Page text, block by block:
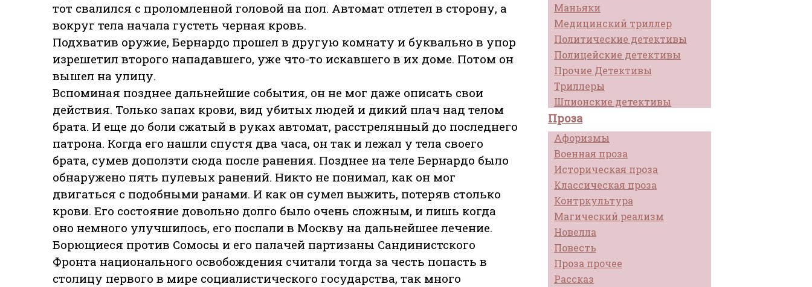
Маньяки
Медицинский триллер
Политические детективы
Полицейские детективы
Прочие Детективы
Триллеры
Шпионские детективы
Проза
Афоризмы
Военная проза
Историческая проза
Классическая проза
Контркультура
Магический реализм
Новелла
Повесть
Проза прочее
Рассказ
тот свалился с проломленной головой на пол. Автомат отлетел в сторону, а
вокруг тела начала густеть черная кровь.
Подхватив оружие, Бернардо прошел в другую комнату и буквально в упор
изрешетил второго нападавшего, уже что-то искавшего в их доме. Потом он
вышел на улицу.
Вспоминая позднее дальнейшие события, он не мог даже описать свои
действия. Только запах крови, вид убитых людей и дикий плач над телом
брата. И еще до боли сжатый в руках автомат, расстрелянный до последнего
патрона. Когда его нашли спустя два часа, он так и лежал у тела своего
брата, сумев доползти сюда после ранения. Позднее на теле Бернардо было
обнаружено пять пулевых ранений. Никто не понимал, как он мог
двигаться с подобными ранами. И как он сумел выжить, потеряв столько
крови. Его состояние довольно долго было очень сложным, и лишь когда
оно немного улучшилось, его послали в Москву на дальнейшее лечение.
Борющиеся против Сомосы и его палачей партизаны Сандинистского
Фронта национального освобождения считали тогда за честь попасть в
столицу первого в мире социалистического государства, так много